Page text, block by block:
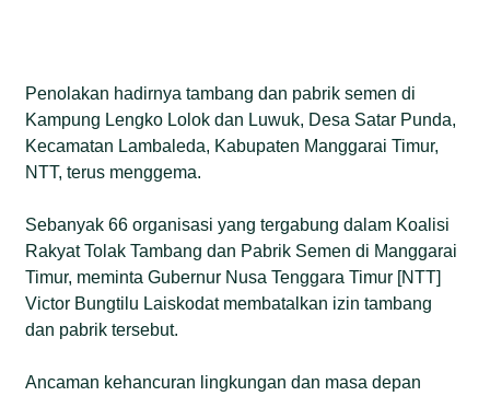
Penolakan hadirnya tambang dan pabrik semen di
Kampung Lengko Lolok dan Luwuk, Desa Satar Punda,
Kecamatan Lambaleda, Kabupaten Manggarai Timur,
NTT, terus menggema.
Sebanyak 66 organisasi yang tergabung dalam Koalisi
Rakyat Tolak Tambang dan Pabrik Semen di Manggarai
Timur, meminta Gubernur Nusa Tenggara Timur [NTT]
Victor Bungtilu Laiskodat membatalkan izin tambang
dan pabrik tersebut.
Ancaman kehancuran lingkungan dan masa depan